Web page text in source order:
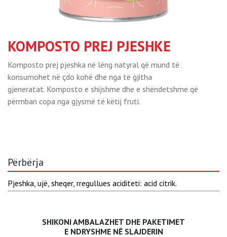
KOMPOSTO PREJ PJESHKE
Komposto prej pjeshka në lëng natyral që mund të
konsumohet në çdo kohë dhe nga të gjitha
gjeneratat. Komposto e shijshme dhe e shëndetshme që
përmban copa nga gjysmë të këtij fruti.
Përbërja
Pjeshka, ujë, sheqer, rregullues aciditeti: acid citrik.
SHIKONI AMBALAZHET DHE PAKETIMET
E NDRYSHME NË SLAJDERIN